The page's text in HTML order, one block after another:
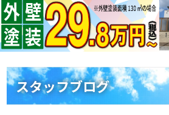
料金一覧 会社案内
お問い合わせ
スタッフブログ